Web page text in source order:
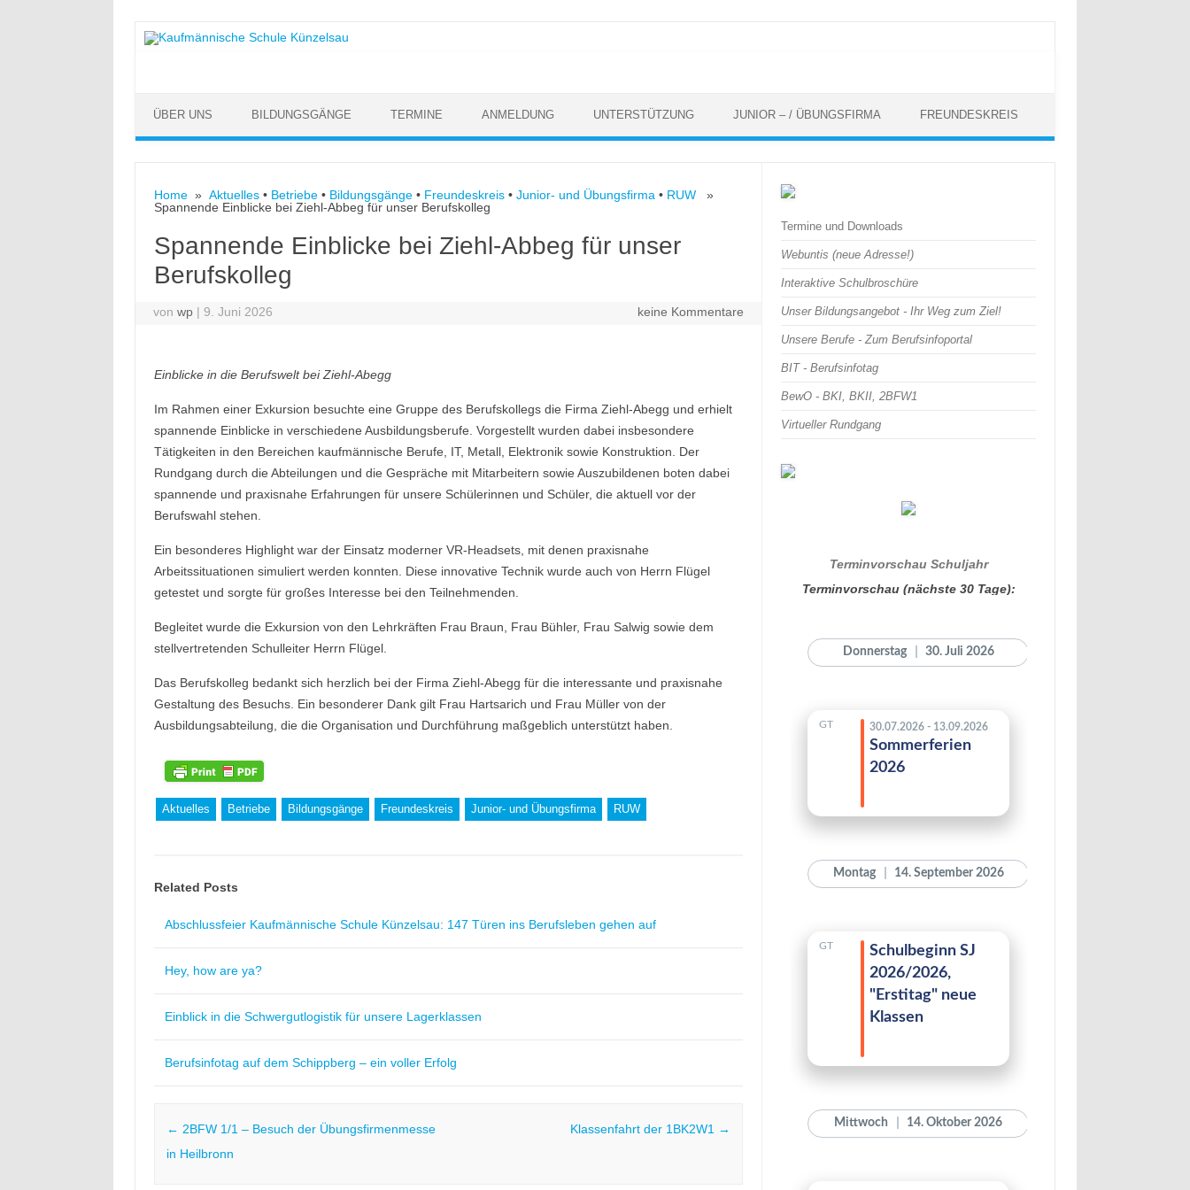
ÜBER UNS BILDUNGSGÄNGE TERMINE ANMELDUNG UNTERSTÜTZUNG JUNIOR – / ÜBUNGSFIRMA FREUNDESKREIS
Home» Aktuelles• Betriebe• Bildungsgänge• Freundeskreis• Junior- und Übungsfirma • RUW»
Spannende Einblicke bei Ziehl-Abbeg für unser Berufskolleg
Spannende Einblicke bei Ziehl-Abbeg für unser
Berufskolleg
vonwp | 9. Juni 2026 keine Kommentare
Einblicke in die Berufswelt bei Ziehl-Abegg
Im Rahmen einer Exkursion besuchte eine Gruppe des Berufskollegs die Firma Ziehl-Abegg und erhielt
spannende Einblicke in verschiedene Ausbildungsberufe. Vorgestellt wurden dabei insbesondere
Tätigkeiten in den Bereichen kaufmännische Berufe, IT, Metall, Elektronik sowie Konstruktion. Der
Rundgang durch die Abteilungen und die Gespräche mit Mitarbeitern sowie Auszubildenen boten dabei
spannende und praxisnahe Erfahrungen für unsere Schülerinnen und Schüler, die aktuell vor der
Berufswahl stehen.
Ein besonderes Highlight war der Einsatz moderner VR-Headsets, mit denen praxisnahe
Arbeitssituationen simuliert werden konnten. Diese innovative Technik wurde auch von Herrn Flügel
getestet und sorgte für großes Interesse bei den Teilnehmenden.
Begleitet wurde die Exkursion von den Lehrkräften Frau Braun, Frau Bühler, Frau Salwig sowie dem
stellvertretenden Schulleiter Herrn Flügel.
Das Berufskolleg bedankt sich herzlich bei der Firma Ziehl-Abegg für die interessante und praxisnahe
Gestaltung des Besuchs. Ein besonderer Dank gilt Frau Hartsarich und Frau Müller von der
Ausbildungsabteilung, die die Organisation und Durchführung maßgeblich unterstützt haben.
Aktuelles Betriebe Bildungsgänge Freundeskreis Junior- und Übungsfirma RUW
Related Posts
Abschlussfeier Kaufmännische Schule Künzelsau: 147 Türen ins Berufsleben gehen auf
Hey, how are ya?
Einblick in die Schwergutlogistik für unsere Lagerklassen
Berufsinfotag auf dem Schippberg – ein voller Erfolg
Post navigation
← 2BFW 1/1 – Besuch der Übungsfirmenmesse
in Heilbronn
Klassenfahrt der 1BK2W1 →
Termine und Downloads
Webuntis (neue Adresse!)
Interaktive Schulbroschüre
Unser Bildungsangebot - Ihr Weg zum Ziel!
Unsere Berufe - Zum Berufsinfoportal
BIT - Berufsinfotag
BewO - BKI, BKII, 2BFW1
Virtueller Rundgang
Terminvorschau Schuljahr
Terminvorschau (nächste 30 Tage):